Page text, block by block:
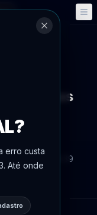
técnicas
vs.
328
, 18:39
erro custa
Até onde